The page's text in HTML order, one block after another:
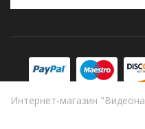
Интернет-магазин